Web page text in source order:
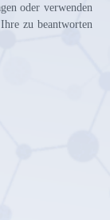
oder verwenden
zu beantworten